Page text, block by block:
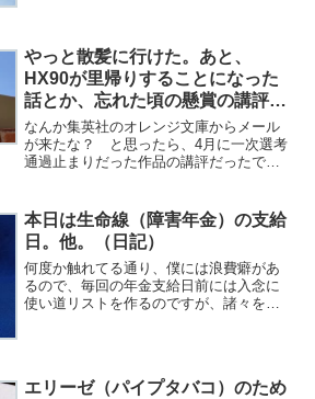
死に減煙！」とかいった話...
やっと散髪に行けた。あと、
HX90が里帰りすることになった
話とか、忘れた頃の懸賞の講評と
か。（日記）
なんか集英社のオレンジ文庫からメール
が来たな？ と思ったら、4月に一次選考
通過止まりだった作品の講評だったでご
高気温が34℃とか、「おい！」と言いた
くなる金曜日、皆様...
本日は生命線（障害年金）の支給
日。他。（日記）
何度か触れてる通り、僕には浪費癖があ
るので、毎回の年金支給日前には入念に
使い道リストを作るのですが、諸々をさ
エリーゼ（パイプタバコ）のため